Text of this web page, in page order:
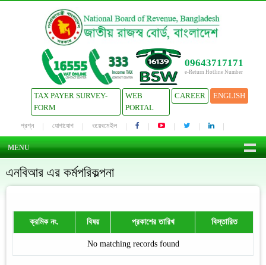
09643717171
e-Return Hotline Number
TAX PAYER SURVEY-
FORM
WEB
PORTAL
CAREER ENGLISH
প্রশ্ন যোগাযোগ ওয়েবমেইল
MENU
এনবিআর এর কর্মপরিকল্পনা
ক্রমিক নং. বিষয় প্রকাশের তারিখ বিস্তারিত
No matching records found